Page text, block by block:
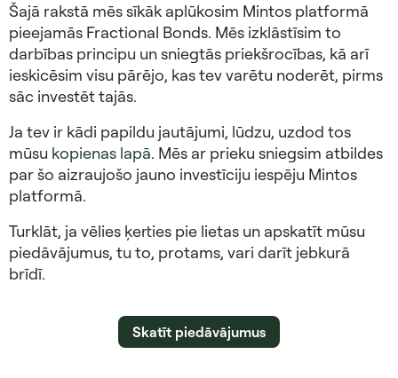
Šajā rakstā mēs sīkāk aplūkosim Mintos platformā
pieejamās Fractional Bonds. Mēs izklāstīsim to
darbības principu un sniegtās priekšrocības, kā arī
ieskicēsim visu pārējo, kas tev varētu noderēt, pirms
sāc investēt tajās.
Ja tev ir kādi papildu jautājumi, lūdzu, uzdod tos
mūsu kopienas lapā. Mēs ar prieku sniegsim atbildes
par šo aizraujošo jauno investīciju iespēju Mintos
platformā.
Turklāt, ja vēlies ķerties pie lietas un apskatīt mūsu
piedāvājumus, tu to, protams, vari darīt jebkurā
brīdī.
Skatīt piedāvājumus